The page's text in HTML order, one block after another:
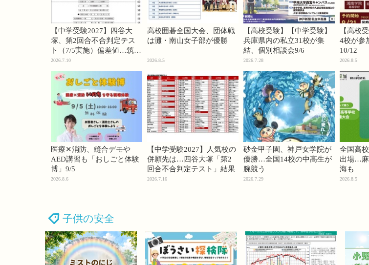
【中学受験2027】四谷大
塚、第2回合不合判定テス
ト（7/5実施）偏差値…筑駒
74・桜蔭70＜PR＞
2026.7.10
高校囲碁全国大会、団体戦
は灘・南山女子部が優勝
2026.8.5
【高校受験】【中学受験】
兵庫県内の私立31校が集
結、個別相談会9/6
2026.7.28
【高校
4校が参
10/12
2026.8.5
医療✕消防、縫合デモや
AED講習も「おしごと体験
博」9/5
2026.8.6
【中学受験2027】人気校の
併願先は…四谷大塚「第2
回合不合判定テスト」結果
2026.7.16
砂金甲子園、神戸女学院が
優勝…全国14校の中高生が
腕競う
2026.7.29
全国高
出場…麻
海も
2026.8.5
子供の安全